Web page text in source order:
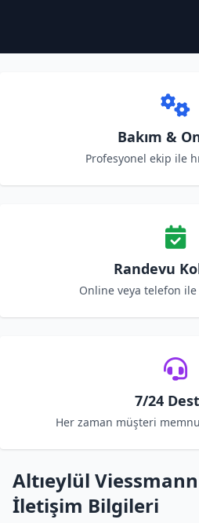
Bakım &
Profesyonel ekip ile
Randevu
Online veya telefon ile
7/24
Her zaman müşteri
Altıeylül
İletişim Bilgileri